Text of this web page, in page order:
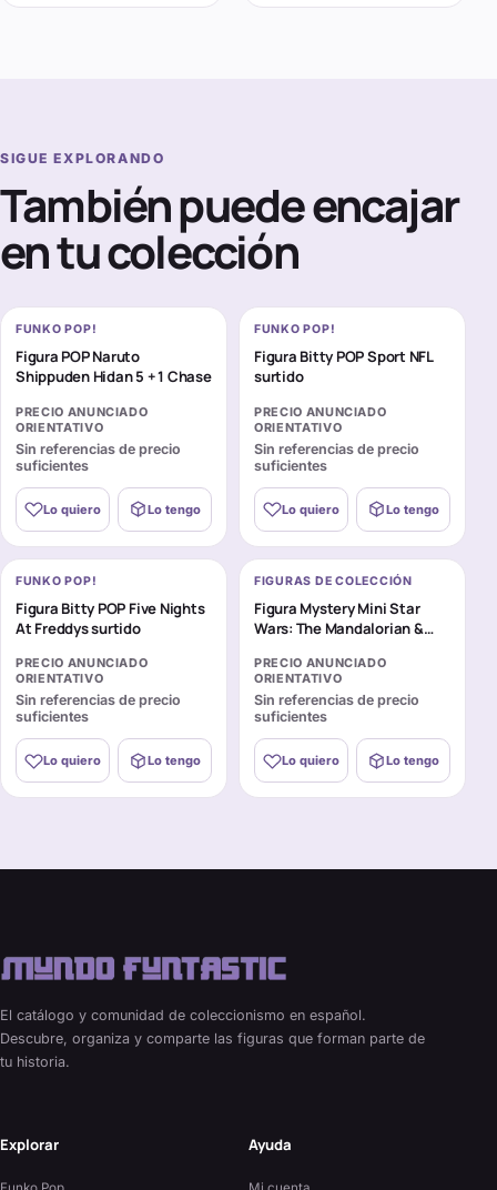
SIGUE EXPLORANDO
También puede encajar
en tu colección
FUNKO POP!
Figura POP Naruto
Shippuden Hidan 5 + 1 Chase
PRECIO ANUNCIADO
ORIENTATIVO
Sin referencias de precio
suficientes
Lo quiero Lo tengo
FUNKO POP!
Figura Bitty POP Sport NFL
surtido
PRECIO ANUNCIADO
ORIENTATIVO
Sin referencias de precio
suficientes
Lo quiero Lo tengo
FUNKO POP!
Figura Bitty POP Five Nights
At Freddys surtido
PRECIO ANUNCIADO
ORIENTATIVO
Sin referencias de precio
suficientes
Lo quiero Lo tengo
FIGURAS DE COLECCIÓN
Figura Mystery Mini Star
Wars: The Mandalorian &
PRECIO ANUNCIADO
ORIENTATIVO
Sin referencias de precio
suficientes
Lo quiero Lo tengo
El catálogo y comunidad de coleccionismo en español.
Descubre, organiza y comparte las figuras que forman parte de
tu historia.
Explorar Ayuda